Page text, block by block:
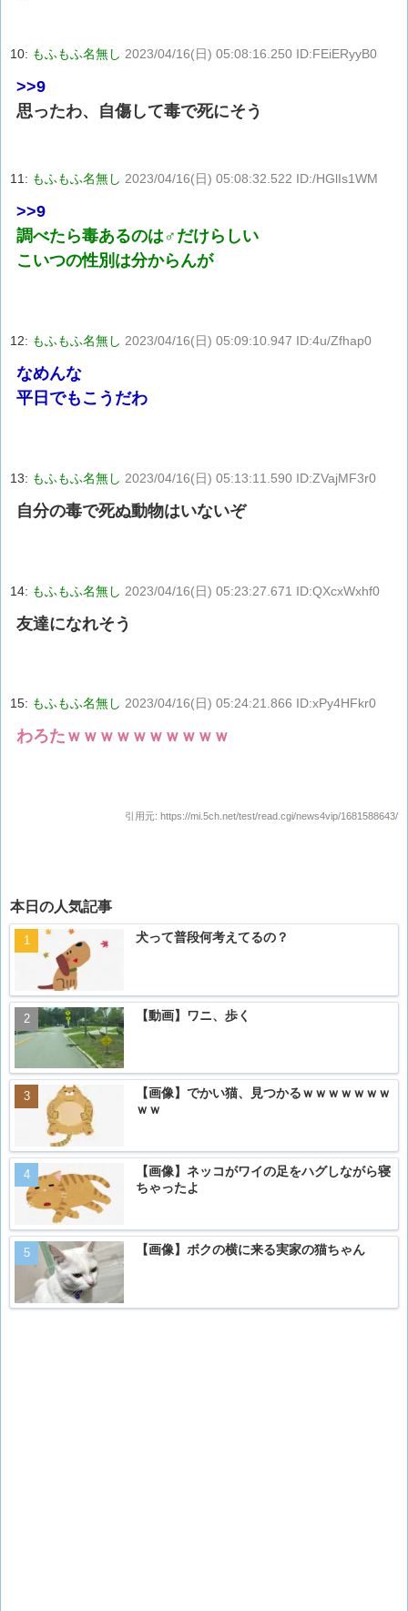
10: もふもふ名無し 2023/04/16(日) 05:08:16.250 ID:FEiERyyB0
>>9
思ったわ、自傷して毒で死にそう
11: もふもふ名無し 2023/04/16(日) 05:08:32.522 ID:/HGlIs1WM
>>9
調べたら毒あるのは♂だけらしい
こいつの性別は分からんが
12: もふもふ名無し 2023/04/16(日) 05:09:10.947 ID:4u/Zfhap0
なめんな
平日でもこうだわ
13: もふもふ名無し 2023/04/16(日) 05:13:11.590 ID:ZVajMF3r0
自分の毒で死ぬ動物はいないぞ
14: もふもふ名無し 2023/04/16(日) 05:23:27.671 ID:QXcxWxhf0
友達になれそう
15: もふもふ名無し 2023/04/16(日) 05:24:21.866 ID:xPy4HFkr0
わろたｗｗｗｗｗｗｗｗｗｗ
引用元: https://mi.5ch.net/test/read.cgi/news4vip/1681588643/
本日の人気記事
犬って普段何考えてるの？
【動画】ワニ、歩く
【画像】でかい猫、見つかるｗｗｗｗｗｗｗ
ｗｗ
【画像】ネッコがワイの足をハグしながら寝
ちゃったよ
【画像】ボクの横に来る実家の猫ちゃん